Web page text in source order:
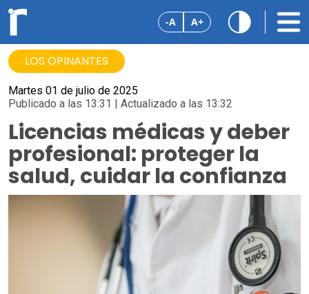
-A A+
LOS OPINANTES
Martes 01 de julio de 2025
Publicado a las 13:31 | Actualizado a las 13:32
Licencias médicas y deber
profesional: proteger la
salud, cuidar la confianza